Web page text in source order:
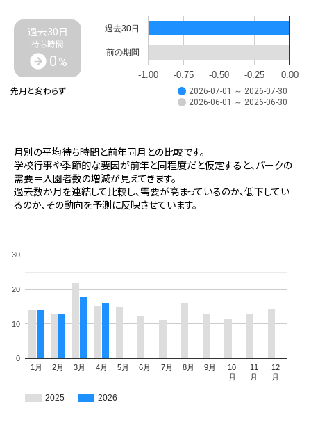
過去30日
待ち時間
0 %
先月と変わらず
-1.00 -0.75 -0.50 -0.25 0.00
過去30日
前の期間
2026-07-01 ～ 2026-07-30
2026-06-01 ～ 2026-06-30
月別の平均待ち時間と前年同月との比較です。
学校行事や季節的な要因が前年と同程度だと仮定すると、パークの
需要＝入園者数の増減が見えてきます。
過去数か月を連結して比較し、需要が高まっているのか、低下してい
るのか、その動向を予測に反映させています。
2025 2026
1月 2月 3月 4月 5月 6月 7月 8月 9月
10
月
11
月
12
月
0
10
20
30